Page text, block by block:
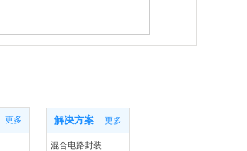
更多 解决方案 更多
混合电路封装